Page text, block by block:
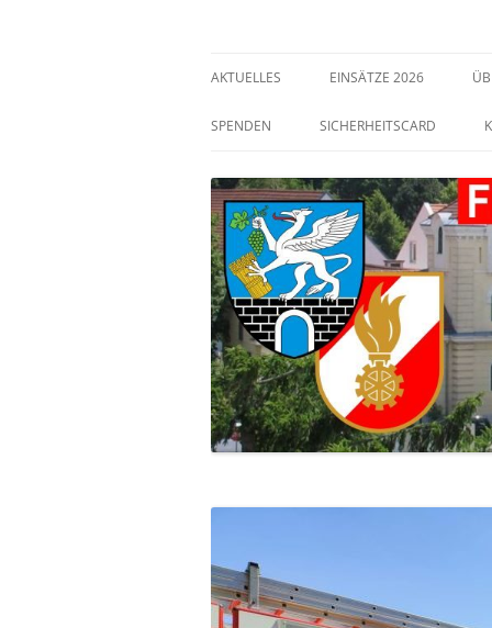
AKTUELLES EINSÄTZE 2026
SPENDEN SICHERHEITSCARD